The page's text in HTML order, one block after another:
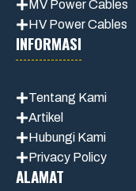
MV Power Cables
HV Power Cables
INFORMASI
Tentang Kami
Artikel
Hubungi Kami
Privacy Policy
ALAMAT